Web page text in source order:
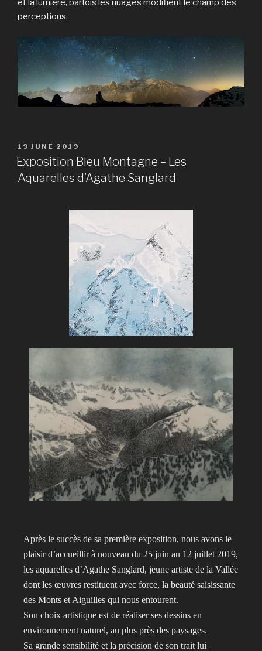
perceptions.
19 JUNE 2019
Exposition Bleu Montagne – Les
Aquarelles d’Agathe Sanglard
Après le succès de sa première exposition, nous avons le
plaisir d’accueillir à nouveau du 25 juin au 12 juillet 2019,
les aquarelles d’Agathe Sanglard, jeune artiste de la Vallée
dont les œuvres restituent avec force, la beauté saisissante
des Monts et Aiguilles qui nous entourent.
Son choix artistique est de réaliser ses dessins en
environnement naturel, au plus près des paysages.
Sa grande sensibilité et la précision de son trait lui